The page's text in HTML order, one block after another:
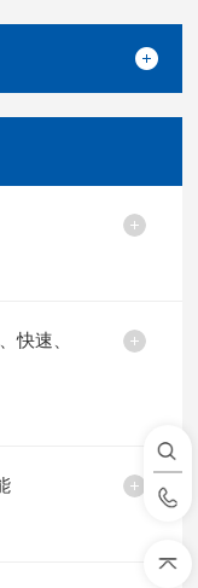
快速、